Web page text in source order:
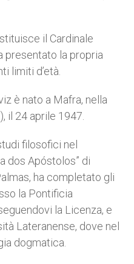
il Cardinale
presentato la propria
limiti d’età.
è nato a Mafra, nella
il 24 aprile 1947.
filosofici nel
dos Apóstolos” di
ha completato gli
la Pontificia
la Licenza, e
Lateranense, dove nel
dogmatica.